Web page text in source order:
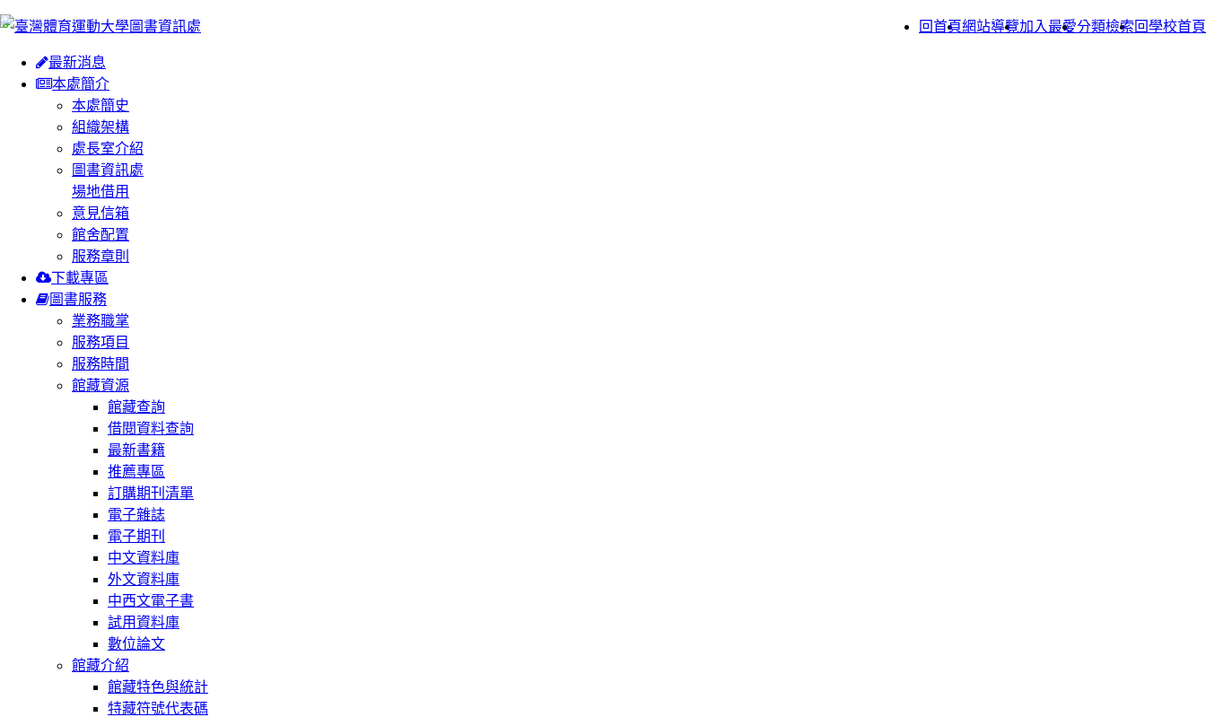
::: 回學校首頁
分類檢索
加入最愛
網站導覽
回首頁
最新消息
本處簡介
本處簡史
組織架構
處長室介紹
圖書資訊處
場地借用
意見信箱
館舍配置
服務章則
下載專區
圖書服務
業務職掌
服務項目
服務時間
館藏資源
館藏查詢
借閱資料查詢
最新書籍
推薦專區
訂購期刊清單
電子雜誌
電子期刊
中文資料庫
外文資料庫
中西文電子書
試用資料庫
數位論文
館藏介紹
館藏特色與統計
特藏符號代表碼